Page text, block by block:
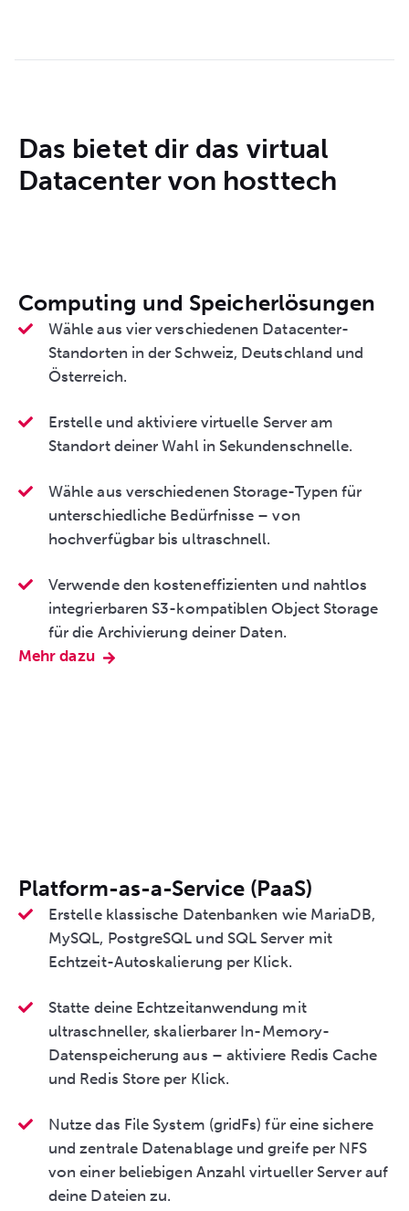
Das bietet dir das virtual
Datacenter von hosttech
Computing und Speicherlösungen
Wähle aus vier verschiedenen Datacenter-
Standorten in der Schweiz, Deutschland und
Österreich.
Erstelle und aktiviere virtuelle Server am
Standort deiner Wahl in Sekundenschnelle.
Wähle aus verschiedenen Storage-Typen für
unterschiedliche Bedürfnisse – von
hochverfügbar bis ultraschnell.
Verwende den kosteneffizienten und nahtlos
integrierbaren S3-kompatiblen Object Storage
für die Archivierung deiner Daten.
Mehr dazu
Platform-as-a-Service (PaaS)
Erstelle klassische Datenbanken wie MariaDB,
MySQL, PostgreSQL und SQL Server mit
Echtzeit-Autoskalierung per Klick.
Statte deine Echtzeitanwendung mit
ultraschneller, skalierbarer In-Memory-
Datenspeicherung aus – aktiviere Redis Cache
und Redis Store per Klick.
Nutze das File System (gridFs) für eine sichere
und zentrale Datenablage und greife per NFS
von einer beliebigen Anzahl virtueller Server auf
deine Dateien zu.